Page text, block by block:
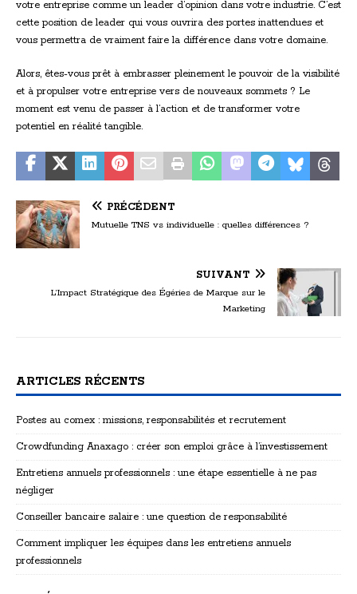
votre entreprise comme un leader d’opinion dans votre industrie. C’est
cette position de leader qui vous ouvrira des portes inattendues et
vous permettra de vraiment faire la différence dans votre domaine.
Alors, êtes-vous prêt à embrasser pleinement le pouvoir de la visibilité
et à propulser votre entreprise vers de nouveaux sommets ? Le
moment est venu de passer à l’action et de transformer votre
potentiel en réalité tangible.
PRÉCÉDENT
Mutuelle TNS vs individuelle : quelles différences ?
SUIVANT
L’Impact Stratégique des Égéries de Marque sur le
Marketing
ARTICLES RÉCENTS
Postes au comex : missions, responsabilités et recrutement
Crowdfunding Anaxago : créer son emploi grâce à l’investissement
Entretiens annuels professionnels : une étape essentielle à ne pas
négliger
Conseiller bancaire salaire : une question de responsabilité
Comment impliquer les équipes dans les entretiens annuels
professionnels